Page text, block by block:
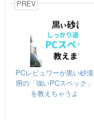
PREV
PCレビュワーが黒い砂漠
用の「強いPCスペック」
を教えちゃうよ